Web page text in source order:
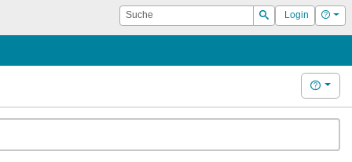
Suche
Suchen
Login Hilfe
Hilfe